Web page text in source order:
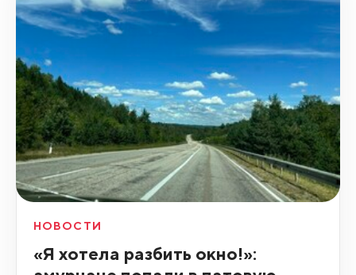
НОВОСТИ
«Я хотела разбить окно!»: